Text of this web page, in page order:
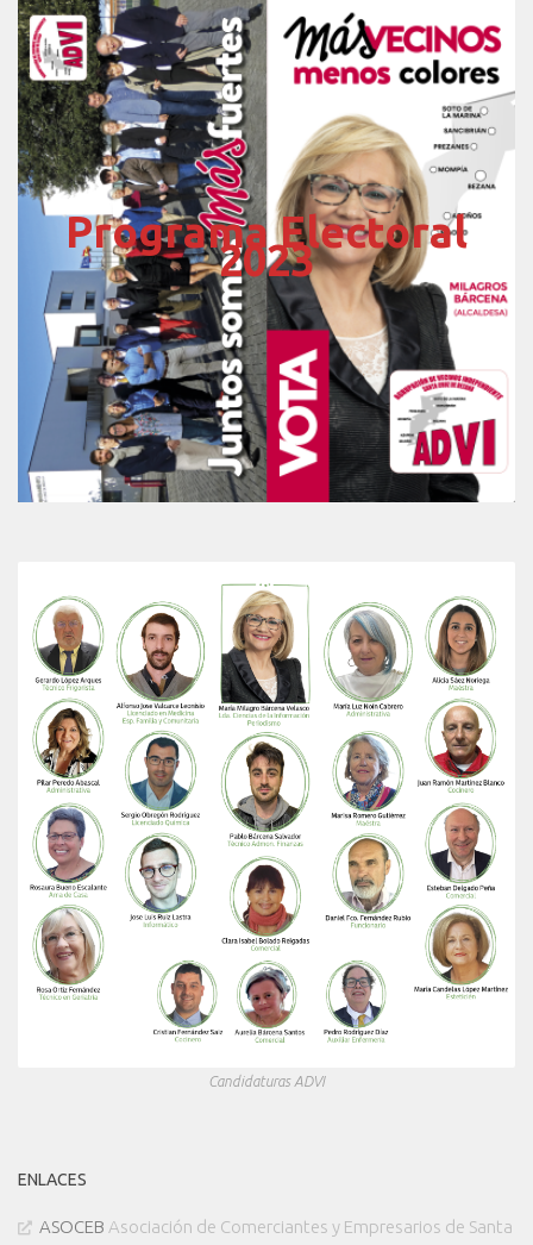
Programa Electoral
2023
Candidaturas ADVI
ENLACES
ASOCEB Asociación de Comerciantes y Empresarios de Santa